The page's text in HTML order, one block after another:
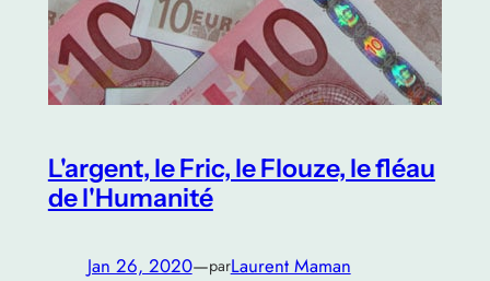
L'argent, le Fric, le Flouze, le fléau
de l'Humanité
Jan 26, 2020—parLaurent Maman